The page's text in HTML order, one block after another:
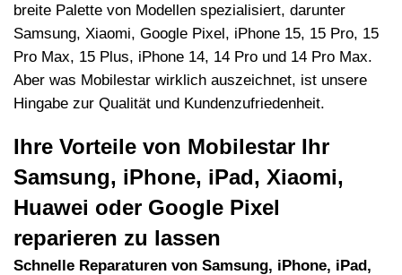
breite Palette von Modellen spezialisiert, darunter
Samsung, Xiaomi, Google Pixel, iPhone 15, 15 Pro, 15
Pro Max, 15 Plus, iPhone 14, 14 Pro und 14 Pro Max.
Aber was Mobilestar wirklich auszeichnet, ist unsere
Hingabe zur Qualität und Kundenzufriedenheit.
Ihre Vorteile von Mobilestar Ihr
Samsung, iPhone, iPad, Xiaomi,
Huawei oder Google Pixel
reparieren zu lassen
Schnelle Reparaturen von Samsung, iPhone, iPad,